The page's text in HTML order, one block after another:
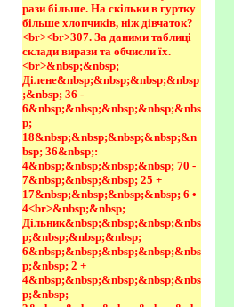
рази більше. На скільки в гуртку
більше хлопчиків, ніж дівчаток?
<br><br>307. За даними таблиці
склади вирази та обчисли їх.
<br>&nbsp;&nbsp;
Ділене&nbsp;&nbsp;&nbsp;&nbsp
;&nbsp; 36 -
6&nbsp;&nbsp;&nbsp;&nbsp;&nbs
p;
18&nbsp;&nbsp;&nbsp;&nbsp;&n
bsp; 36&nbsp;:
4&nbsp;&nbsp;&nbsp;&nbsp; 70 -
7&nbsp;&nbsp;&nbsp; 25 +
17&nbsp;&nbsp;&nbsp;&nbsp; 6 •
4<br>&nbsp;&nbsp;
Дільник&nbsp;&nbsp;&nbsp;&nbs
p;&nbsp;&nbsp;&nbsp;
6&nbsp;&nbsp;&nbsp;&nbsp;&nbs
p;&nbsp; 2 +
4&nbsp;&nbsp;&nbsp;&nbsp;&nbs
p;&nbsp;